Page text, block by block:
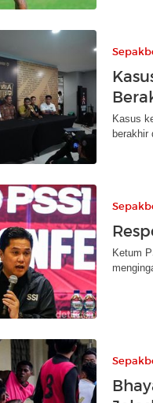
Kasus
berakhir
Ketum